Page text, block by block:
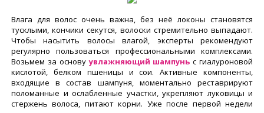
Влага для волос очень важна, без неё локоны становятся
тусклыми, кончики секутся, волоски стремительно выпадают.
Чтобы насытить волосы влагой, эксперты рекомендуют
регулярно пользоваться профессиональными комплексами.
Возьмем за основуувлажняющий шампунь с гиалуроновой
кислотой, белком пшеницы и сои. Активные компоненты,
входящие в состав шампуня, моментально реставрируют
поломанные и ослабленные участки, укрепляют луковицы и
стержень волоса, питают корни. Уже после первой недели